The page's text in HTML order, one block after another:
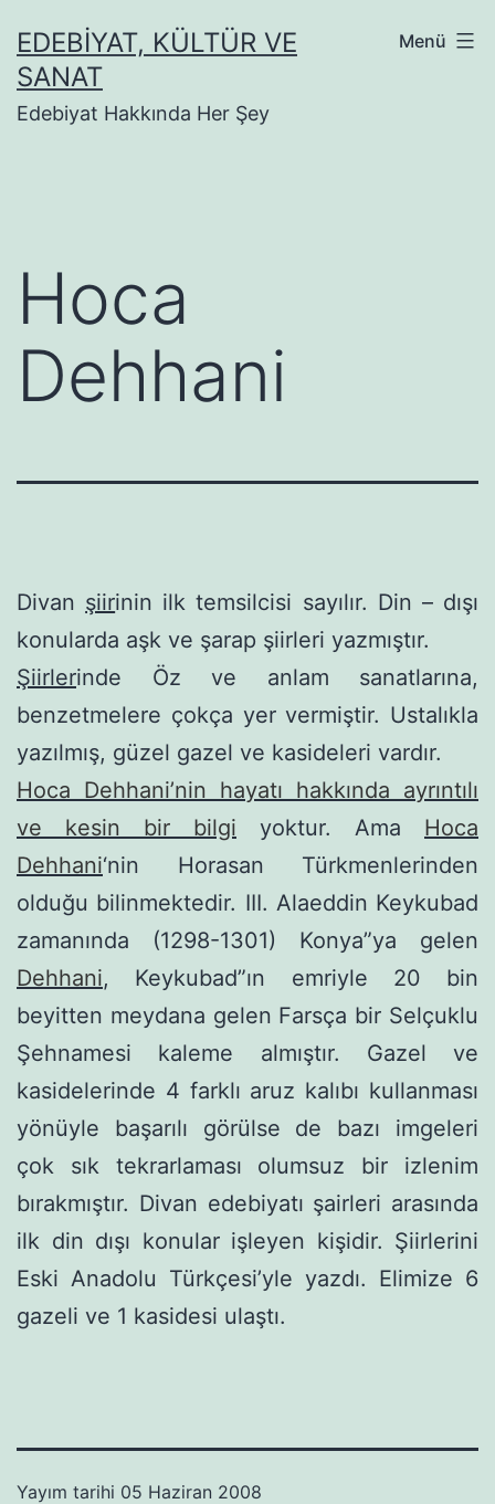
geçEDEBIYAT, KÜLTÜR VE
SANAT
Edebiyat Hakkında Her Şey
Menü
Hoca
Dehhani
Divan şiirinin ilk temsilcisi sayılır. Din – dışı
ko­nularda aşk ve şarap şiirleri yazmıştır.
Şiirlerinde Öz ve anlam sanatlarına,
benzetmele­re çokça yer vermiştir. Ustalıkla
yazılmış, güzel gazel ve kasideleri vardır.
Hoca Dehhani’nin hayatı hakkında ayrıntılı
ve kesin bir bilgi yoktur. Ama Hoca
Dehhani‘nin Horasan Türkmenlerinden
olduğu bilinmektedir. III. Alaeddin Keykubad
zamanında (1298-1301) Konya”ya gelen
Dehhani, Keykubad”ın emriyle 20 bin
beyitten meydana gelen Farsça bir Selçuklu
Şehnamesi kaleme almıştır. Gazel ve
kasidelerinde 4 farklı aruz kalıbı kullanması
yönüyle başarılı görülse de bazı imgeleri
çok sık tekrarlaması olumsuz bir izlenim
bırakmıştır. Divan edebiyatı şairleri arasında
ilk din dışı konular işleyen kişidir. Şiirlerini
Eski Anadolu Türkçesi’yle yazdı. Elimize 6
gazeli ve 1 kasidesi ulaştı.
Yayım tarihi 05 Haziran 2008